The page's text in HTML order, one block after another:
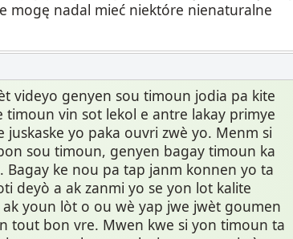
mogę nadal mieć niektóre nienaturalne
videyo genyen sou timoun jodia pa kite
vin sot lekol e antre lakay primye
yo paka ouvri zwè yo. Menm si
sou timoun, genyen bagay timoun ka
ke nou pa tap janm konnen yo ta
deyò a ak zanmi yo se yon lot kalite
youn lòt o ou wè yap jwe jwèt goumen
tout bon vre. Mwen kwe si yon timoun ta